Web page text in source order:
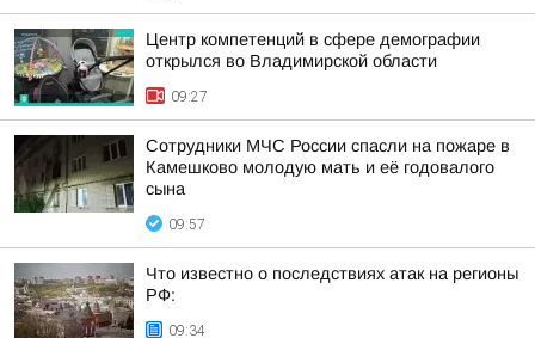
Центр компетенций в сфере демографии
открылся во Владимирской области
09:27
Сотрудники МЧС России спасли на пожаре в
Камешково молодую мать и её годовалого
сына
09:57
Что известно о последствиях атак на регионы
РФ:
09:34